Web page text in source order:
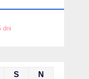
dni
S N